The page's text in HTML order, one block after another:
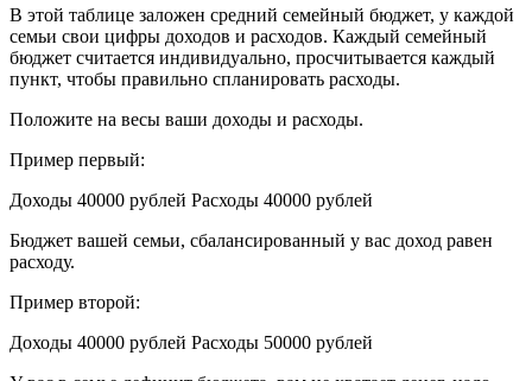
В этой таблице заложен средний семейный бюджет, у каждой
семьи свои цифры доходов и расходов. Каждый семейный
бюджет считается индивидуально, просчитывается каждый
пункт, чтобы правильно спланировать расходы.
Положите на весы ваши доходы и расходы.
Пример первый:
Доходы 40000 рублей Расходы 40000 рублей
Бюджет вашей семьи, сбалансированный у вас доход равен
расходу.
Пример второй:
Доходы 40000 рублей Расходы 50000 рублей